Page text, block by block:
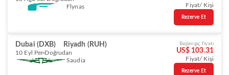
Flynas
Fiyat/ Kişi
Rezerve Et
Dubai (DXB) Riyadh (RUH)
10 Eyl Per Doğrudan
Saudia
Başlangıç fiyatı
US$ 103.31
Fiyat/ Kişi
Rezerve Et